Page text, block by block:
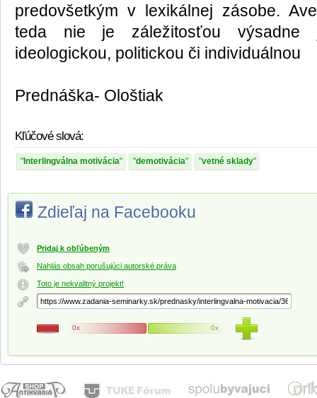
predovšetkým v lexikálnej zásobe.
teda nie je záležitosťou výsadne
ideologickou, politickou či individuálnou
Prednáška- Ološtiak
Kľúčové slová:
Interlingválna motivácia demotivácia vetné sklady
Zdieľaj na Facebooku
Pridaj k obľúbeným
Nahlás obsah porušujúci autorské práva
Toto je nekvalitný projekt!
0x 0x